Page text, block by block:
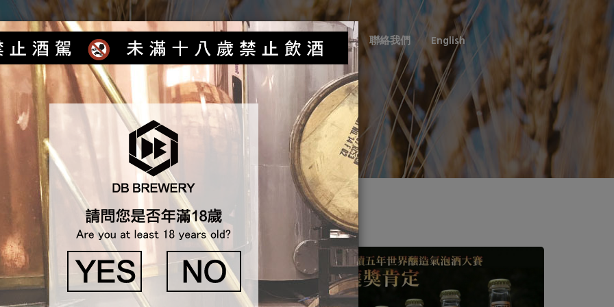
首頁 最新消息 產品介紹 各式服務 獲獎紀錄 銷售通路 聯絡我們 English